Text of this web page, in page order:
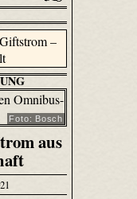
Foto: Bosch
aus